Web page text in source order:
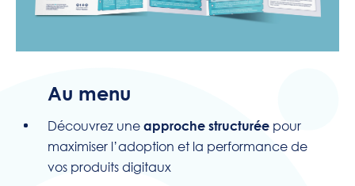
Au menu
Découvrez une approche structurée pour
maximiser l’adoption et la performance de
vos produits digitaux